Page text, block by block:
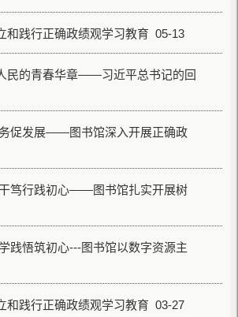
和践行正确政绩观学习教育 05-13
民的青春华章——习近平总书记的回
促发展——图书馆深入开展正确政
笃行践初心——图书馆扎实开展树
践悟筑初心---图书馆以数字资源主
和践行正确政绩观学习教育 03-27